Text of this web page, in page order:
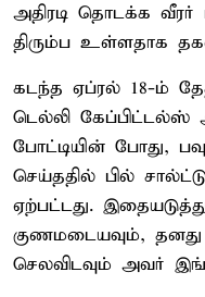
அதிரடி தொடக்க
திரும்ப உள்ளதாக
கடந்த ஏப்ரல் 18-ம்
டெல்லி கேப்பிட்டல்ஸ்
போட்டியின் போது,
செய்ததில் பில்
ஏற்பட்டது.
குணமடையவும், தனது
செலவிடவும் அவர்